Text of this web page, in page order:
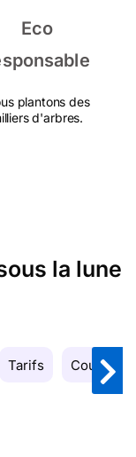
Eco
plantons des
d'arbres.
la lune
Tarifs Couleurs